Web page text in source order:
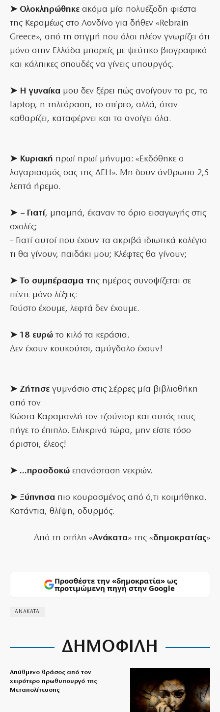
➤ Ολοκληρώθηκε ακόμα μία πολυέξοδη φιέστα
της Κεραμέως στο Λονδίνο για δήθεν «Rebrain
Greece», από τη στιγμή που όλοι πλέον γνωρίζει ότι
μόνο στην Ελλάδα μπορείς με ψεύτικο βιογραφικό
και κάλπικες σπουδές να γίνεις υπουργός.
➤ Η γυναίκα μου δεν ξέρει πώς ανοίγουν το pc, το
laptop, η τηλεόραση, το στέρεο, αλλά, όταν
καθαρίζει, καταφέρνει και τα ανοίγει όλα.
➤ Κυριακή πρωί πρωί μήνυμα: «Εκδόθηκε ο
λογαριασμός σας της ΔΕΗ». Μη δουν άνθρωπο 2,5
λεπτά ήρεμο.
➤ – Γιατί, μπαμπά, έκαναν το όριο εισαγωγής στις
σχολές;
– Γιατί αυτοί που έχουν τα ακριβά ιδιωτικά κολέγια
τι θα γίνουν, παιδάκι μου; Κλέφτες θα γίνουν;
➤ Το συμπέρασμα της ημέρας συνοψίζεται σε
πέντε μόνο λέξεις:
Γούστο έχουμε, λεφτά δεν έχουμε.
➤ 18 ευρώ το κιλό τα κεράσια.
Δεν έχουν κουκούτσι, αμύγδαλο έχουν!
➤ Ζήτησε γυμνάσιο στις Σέρρες μία βιβλιοθήκη
από τον
Κώστα Καραμανλή τον τζούνιορ και αυτός τους
πήγε το έπιπλο. Ειλικρινά τώρα, μην είστε τόσο
άριστοι, έλεος!
➤ …προσδοκώ επανάσταση νεκρών.
➤ Ξύπνησα πιο κουρασμένος από ό,τι κοιμήθηκα.
Κατάντια, θλίψη, οδυρμός.
Από τη στήλη «Ανάκατα» της «δημοκρατίας»
Προσθέστε την «δημοκρατία» ως
προτιμώμενη πηγή στην Google
ΑΝΑΚΑΤΑ
ΔΗΜΟΦΙΛΗ
Απύθμενο θράσος από τον
χειρότερο πρωθυπουργό της
Μεταπολίτευσης